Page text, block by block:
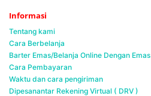
Informasi
Tentang kami
Cara Berbelanja
Barter Emas/Belanja Online Dengan Emas
Cara Pembayaran
Waktu dan cara pengiriman
Dipesanantar Rekening Virtual ( DRV )